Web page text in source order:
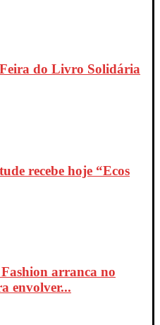
do Livro Solidária
recebe hoje “Ecos
arranca no
envolver...